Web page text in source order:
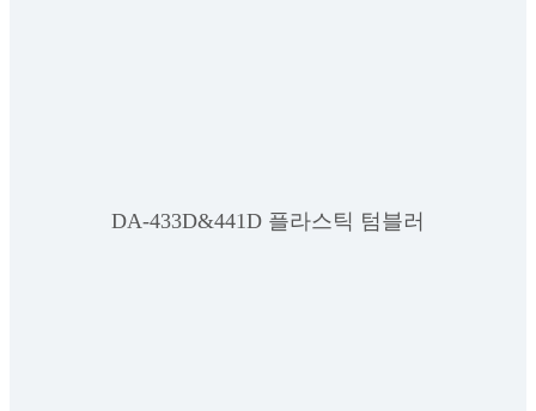
DA-433D&441D 플라스틱 텀블러